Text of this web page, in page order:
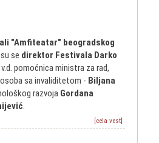
"Amfiteatar" beogradskog
se direktor Festivala Darko
v.d. pomoćnica ministra za rad,
sa invaliditetom - Biljana
razvoja Gordana
.
[cela vest]